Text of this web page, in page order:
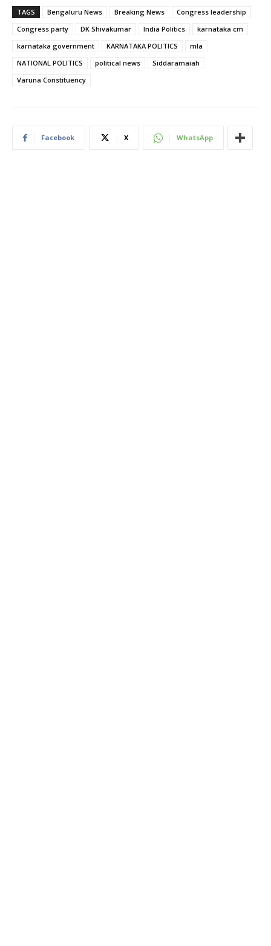
TAGS Bengaluru News Breaking News
Congress leadership
Congress party
DK Shivakumar India Politics
karnataka cm
karnataka government
KARNATAKA POLITICS
mla
NATIONAL POLITICS
political news
Siddaramaiah
Varuna Constituency
Facebook X WhatsApp